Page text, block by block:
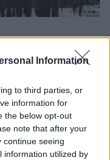
Information
to third parties, or
information for
the below opt-out
note that after your
continue seeing
information utilized by
buvo
ir šalies
premjeras ir
Nausėda
iš Madeiros.